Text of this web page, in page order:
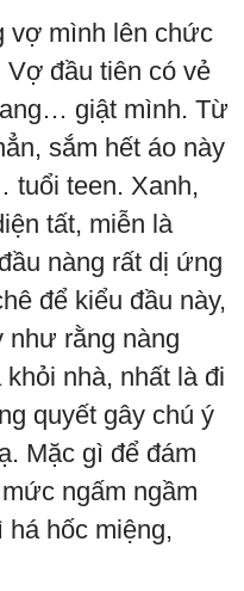
vợ mình lên chức
Vợ đầu tiên có vẻ
giật mình. Từ
sắm hết áo này
tuổi teen. Xanh,
tất, miễn là
nàng rất dị ứng
để kiểu đầu này,
như rằng nàng
nhà, nhất là đi
quyết gây chú ý
Mặc gì để đám
ngấm ngầm
há hốc miệng,